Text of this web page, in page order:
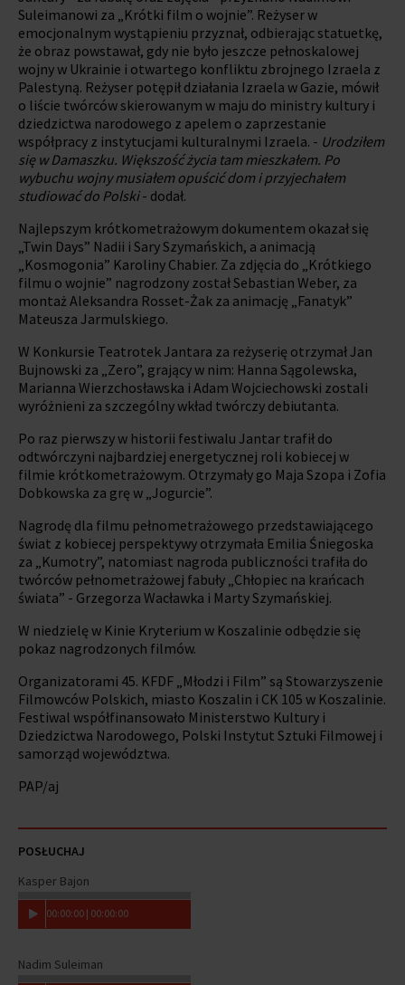
Suleimanowi za „Krótki film o wojnie”. Reżyser w
emocjonalnym wystąpieniu przyznał, odbierając statuetkę,
że obraz powstawał, gdy nie było jeszcze pełnoskalowej
wojny w Ukrainie i otwartego konfliktu zbrojnego Izraela z
Palestyną. Reżyser potępił działania Izraela w Gazie, mówił
o liście twórców skierowanym w maju do ministry kultury i
dziedzictwa narodowego z apelem o zaprzestanie
współpracy z instytucjami kulturalnymi Izraela. - Urodziłem
się w Damaszku. Większość życia tam mieszkałem. Po
wybuchu wojny musiałem opuścić dom i przyjechałem
studiować do Polski- dodał.
Najlepszym krótkometrażowym dokumentem okazał się
„Twin Days” Nadii i Sary Szymańskich, a animacją
„Kosmogonia” Karoliny Chabier. Za zdjęcia do „Krótkiego
filmu o wojnie” nagrodzony został Sebastian Weber, za
montaż Aleksandra Rosset-Żak za animację „Fanatyk”
Mateusza Jarmulskiego.
W Konkursie Teatrotek Jantara za reżyserię otrzymał Jan
Bujnowski za „Zero”, grający w nim: Hanna Sągolewska,
Marianna Wierzchosławska i Adam Wojciechowski zostali
wyróżnieni za szczególny wkład twórczy debiutanta.
Po raz pierwszy w historii festiwalu Jantar trafił do
odtwórczyni najbardziej energetycznej roli kobiecej w
filmie krótkometrażowym. Otrzymały go Maja Szopa i Zofia
Dobkowska za grę w „Jogurcie”.
Nagrodę dla filmu pełnometrażowego przedstawiającego
świat z kobiecej perspektywy otrzymała Emilia Śniegoska
za „Kumotry”, natomiast nagroda publiczności trafiła do
twórców pełnometrażowej fabuły „Chłopiec na krańcach
świata” - Grzegorza Wacławka i Marty Szymańskiej.
W niedzielę w Kinie Kryterium w Koszalinie odbędzie się
pokaz nagrodzonych filmów.
Organizatorami 45. KFDF „Młodzi i Film” są Stowarzyszenie
Filmowców Polskich, miasto Koszalin i CK 105 w Koszalinie.
Festiwal współfinansowało Ministerstwo Kultury i
Dziedzictwa Narodowego, Polski Instytut Sztuki Filmowej i
samorząd województwa.
PAP/aj
POSŁUCHAJ
Kasper Bajon
00:00:00 | 00:00:00
Nadim Suleiman